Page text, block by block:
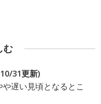
む
31更新)
遅い見頃となるとこ